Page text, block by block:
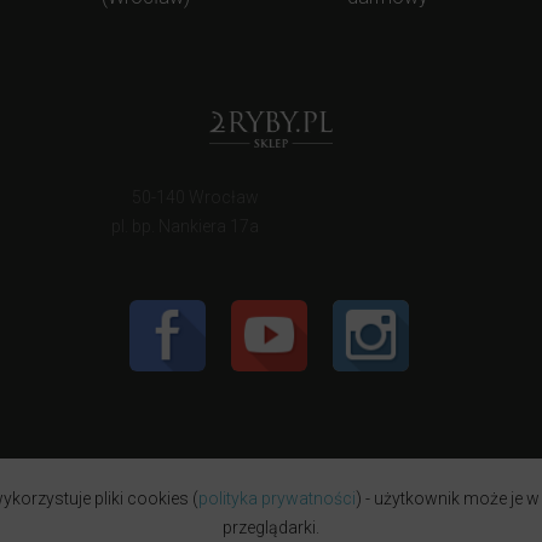
pliki cookies (polityka prywatności) - użytkownik może je
przeglądarki.